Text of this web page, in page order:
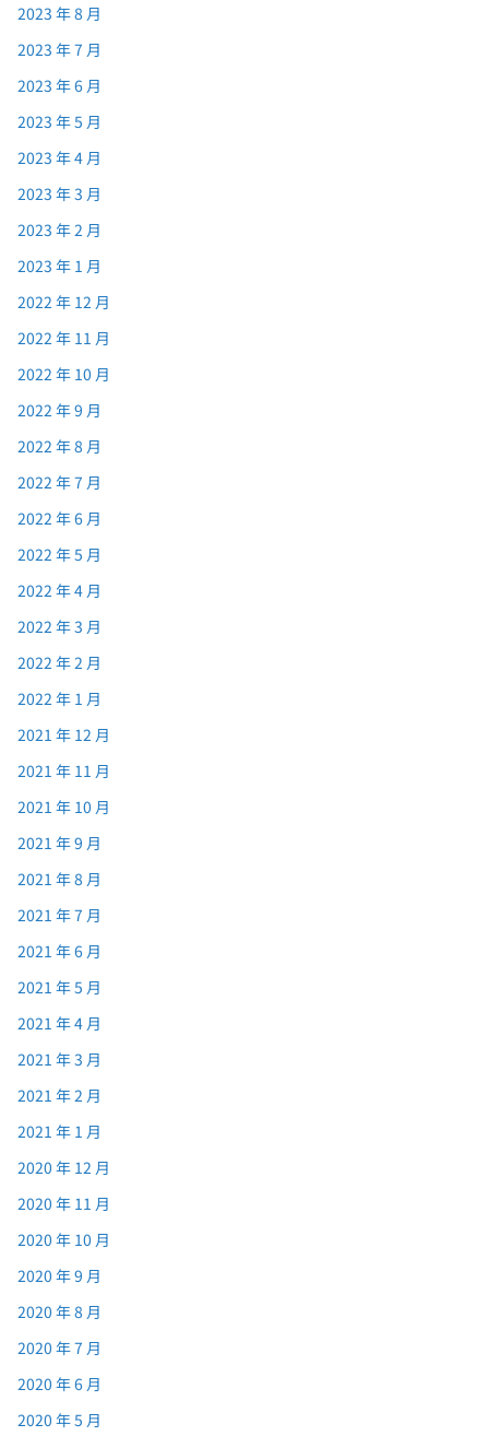
2023 年 8 月
2023 年 7 月
2023 年 6 月
2023 年 5 月
2023 年 4 月
2023 年 3 月
2023 年 2 月
2023 年 1 月
2022 年 12 月
2022 年 11 月
2022 年 10 月
2022 年 9 月
2022 年 8 月
2022 年 7 月
2022 年 6 月
2022 年 5 月
2022 年 4 月
2022 年 3 月
2022 年 2 月
2022 年 1 月
2021 年 12 月
2021 年 11 月
2021 年 10 月
2021 年 9 月
2021 年 8 月
2021 年 7 月
2021 年 6 月
2021 年 5 月
2021 年 4 月
2021 年 3 月
2021 年 2 月
2021 年 1 月
2020 年 12 月
2020 年 11 月
2020 年 10 月
2020 年 9 月
2020 年 8 月
2020 年 7 月
2020 年 6 月
2020 年 5 月